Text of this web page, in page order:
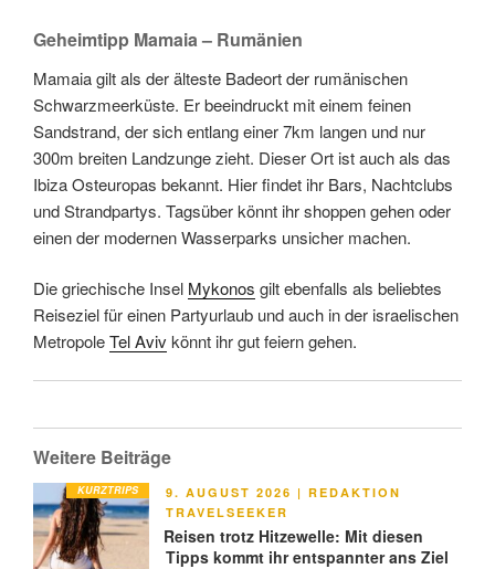
Geheimtipp Mamaia – Rumänien
Mamaia gilt als der älteste Badeort der rumänischen
Schwarzmeerküste. Er beeindruckt mit einem feinen
Sandstrand, der sich entlang einer 7km langen und nur
300m breiten Landzunge zieht. Dieser Ort ist auch als das
Ibiza Osteuropas bekannt. Hier findet ihr Bars, Nachtclubs
und Strandpartys. Tagsüber könnt ihr shoppen gehen oder
einen der modernen Wasserparks unsicher machen.
Die griechische Insel Mykonos gilt ebenfalls als beliebtes
Reiseziel für einen Partyurlaub und auch in der israelischen
MetropoleTel Aviv könnt ihr gut feiern gehen.
Weitere Beiträge
KURZTRIPS
VERÖFFENTLICHT
AM
9. AUGUST 2026 | REDAKTION
TRAVELSEEKER
Reisen trotz Hitzewelle: Mit diesen
Tipps kommt ihr entspannter ans Ziel